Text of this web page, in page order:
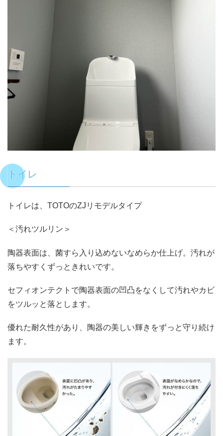
トイレ
トイレは、TOTOのZJリモデルタイプ
＜汚れツルリン＞
陶器表面は、菌すら入り込めないなめらか仕上げ。汚れが
落ちやすくずっときれいです。
セフィオンテクトで陶器表面の凹凸をなくして汚れやカビ
をツルッと落とします。
優れた耐久性があり、陶器の美しい輝きをずっと守り続け
ます。